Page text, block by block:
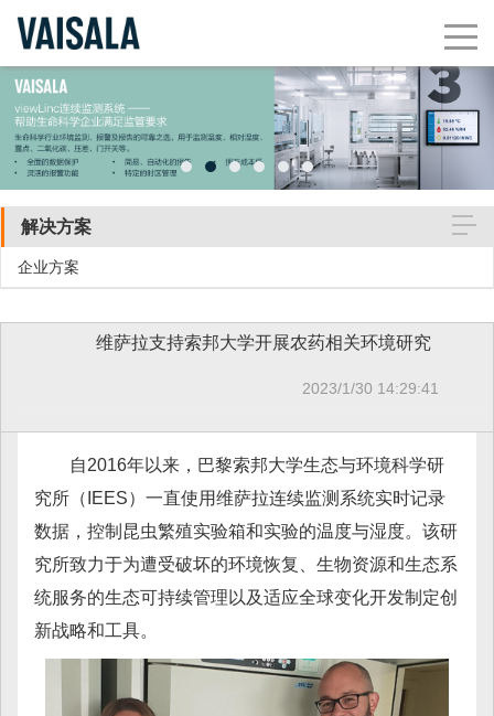
解决方案
企业方案
维萨拉支持索邦大学开展农药相关环境研究
2023/1/30 14:29:41
自2016年以来，巴黎索邦大学生态与环境科学研
究所（IEES）一直使用维萨拉连续监测系统实时记录
数据，控制昆虫繁殖实验箱和实验的温度与湿度。该研
究所致力于为遭受破坏的环境恢复、生物资源和生态系
统服务的生态可持续管理以及适应全球变化开发制定创
新战略和工具。